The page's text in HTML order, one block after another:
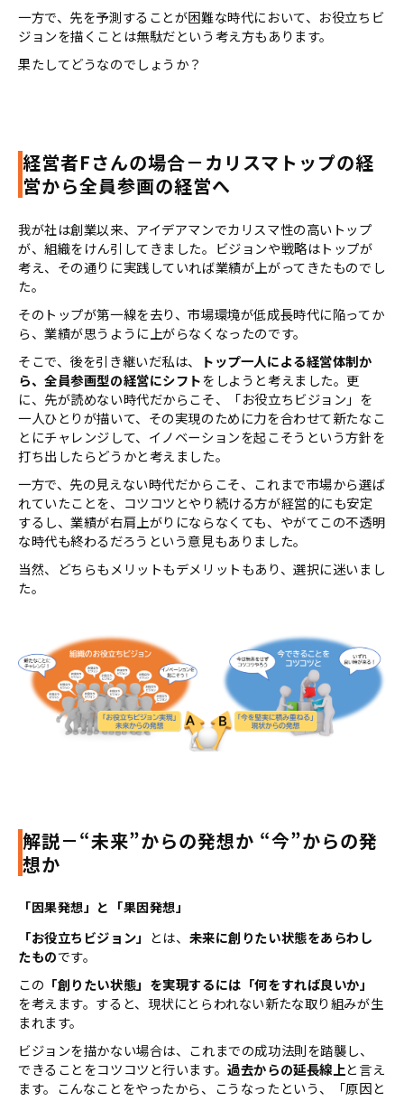
一方で、先を予測することが困難な時代において、お役立ちビ
ジョンを描くことは無駄だという考え方もあります。
果たしてどうなのでしょうか？
経営者Fさんの場合－カリスマトップの経
営から全員参画の経営へ
我が社は創業以来、アイデアマンでカリスマ性の高いトップ
が、組織をけん引してきました。ビジョンや戦略はトップが
考え、その通りに実践していれば業績が上がってきたものでし
た。
そのトップが第一線を去り、市場環境が低成⾧時代に陥ってか
ら、業績が思うように上がらなくなったのです。
そこで、後を引き継いだ私は、
トップ一人による経営体制か
ら、全員参画型の経営にシフトをしようと考えました。更
に、先が読めない時代だからこそ、「お役立ちビジョン」を
一人ひとりが描いて、その実現のために力を合わせて新たなこ
とにチャレンジして、イノベーションを起こそうという方針を
打ち出したらどうかと考えました。
一方で、先の見えない時代だからこそ、これまで市場から選ば
れていたことを、コツコツとやり続ける方が経営的にも安定
するし、業績が右肩上がりにならなくても、やがてこの不透明
な時代も終わるだろうという意見もありました。
当然、どちらもメリットもデメリットもあり、選択に迷いまし
た。
解説－“未来”からの発想か “今”からの発
想か
「因果発想」と「果因発想」
「お役立ちビジョン」 とは、 未来に創りたい状態をあらわし
たものです。
この 「創りたい状態」を実現するには「何をすれば良いか」
を考えます。すると、現状にとらわれない新たな取り組みが生
まれます。
ビジョンを描かない場合は、これまでの成功法則を踏襲し、
できることをコツコツと行います。過去からの延⾧線上と言え
ます。こんなことをやったから、こうなったという、「原因と